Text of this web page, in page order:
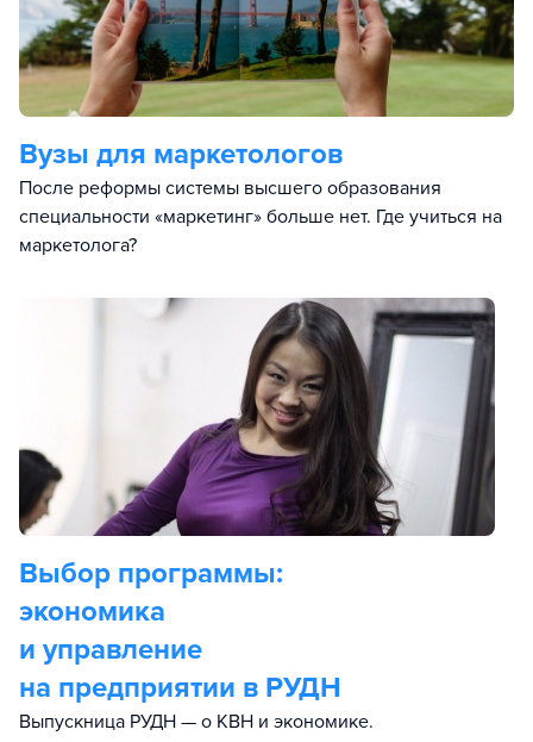
Вузы для маркетологов
После реформы системы высшего образования
специальности «маркетинг» больше нет. Где учиться на
маркетолога?
Выбор программы:
экономика
и управление
на предприятии в РУДН
Выпускница РУДН — о КВН и экономике.